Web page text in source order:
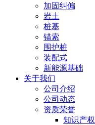
加固纠偏
岩土
桩基
锚索
围护桩
装配式
新能源基础
关于我们
公司介绍
公司动态
资质荣誉
知识产权